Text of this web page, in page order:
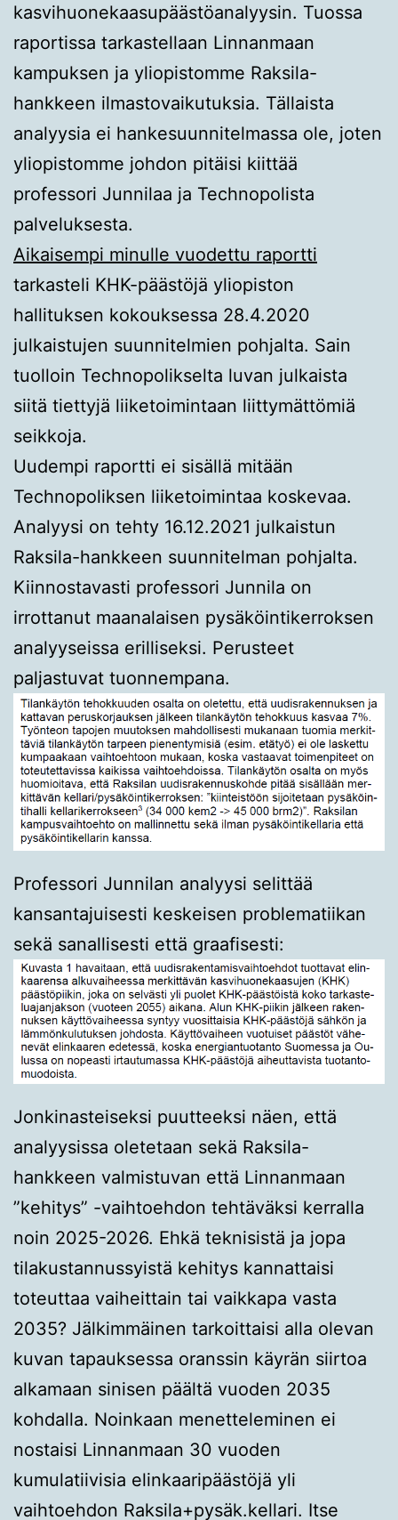
kasvihuonekaasupäästöanalyysin. Tuossa
raportissa tarkastellaan Linnanmaan
kampuksen ja yliopistomme Raksila-
hankkeen ilmastovaikutuksia. Tällaista
analyysia ei hankesuunnitelmassa ole, joten
yliopistomme johdon pitäisi kiittää
professori Junnilaa ja Technopolista
palveluksesta.
Aikaisempi minulle vuodettu raportti
tarkasteli KHK-päästöjä yliopiston
hallituksen kokouksessa 28.4.2020
julkaistujen suunnitelmien pohjalta. Sain
tuolloin Technopolikselta luvan julkaista
siitä tiettyjä liiketoimintaan liittymättömiä
seikkoja.
Uudempi raportti ei sisällä mitään
Technopoliksen liiketoimintaa koskevaa.
Analyysi on tehty 16.12.2021 julkaistun
Raksila-hankkeen suunnitelman pohjalta.
Kiinnostavasti professori Junnila on
irrottanut maanalaisen pysäköintikerroksen
analyyseissa erilliseksi. Perusteet
paljastuvat tuonnempana.
Professori Junnilan analyysi selittää
kansantajuisesti keskeisen problematiikan
sekä sanallisesti että graafisesti:
Jonkinasteiseksi puutteeksi näen, että
analyysissa oletetaan sekä Raksila-
hankkeen valmistuvan että Linnanmaan
”kehitys” -vaihtoehdon tehtäväksi kerralla
noin 2025-2026. Ehkä teknisistä ja jopa
tilakustannussyistä kehitys kannattaisi
toteuttaa vaiheittain tai vaikkapa vasta
2035? Jälkimmäinen tarkoittaisi alla olevan
kuvan tapauksessa oranssin käyrän siirtoa
alkamaan sinisen päältä vuoden 2035
kohdalla. Noinkaan menetteleminen ei
nostaisi Linnanmaan 30 vuoden
kumulatiivisia elinkaaripäästöjä yli
vaihtoehdon Raksila+pysäk.kellari. Itse